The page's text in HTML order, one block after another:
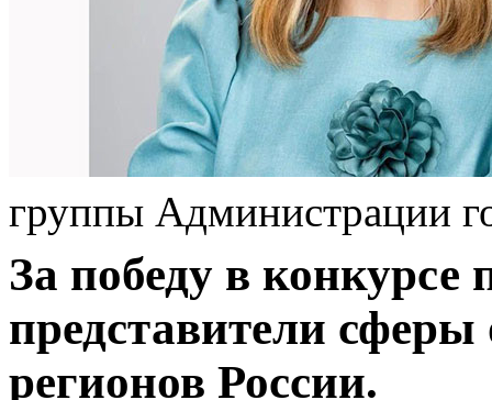
группы Администрации
За победу в конкурсе
представители сферы
регионов России.